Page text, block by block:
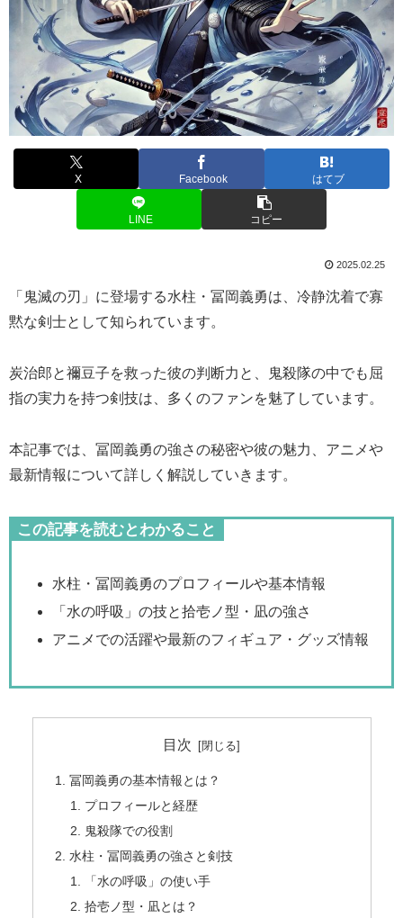
X Facebook はてブ
LINE コピー
2025.02.25
「鬼滅の刃」に登場する水柱・冨岡義勇は、冷静沈着で寡
黙な剣士として知られています。
炭治郎と禰豆子を救った彼の判断力と、鬼殺隊の中でも屈
指の実力を持つ剣技は、多くのファンを魅了しています。
本記事では、冨岡義勇の強さの秘密や彼の魅力、アニメや
最新情報について詳しく解説していきます。
この記事を読むとわかること
水柱・冨岡義勇のプロフィールや基本情報
「水の呼吸」の技と拾壱ノ型・凪の強さ
アニメでの活躍や最新のフィギュア・グッズ情報
目次
冨岡義勇の基本情報とは？
プロフィールと経歴
鬼殺隊での役割
水柱・冨岡義勇の強さと剣技
「水の呼吸」の使い手
拾壱ノ型・凪とは？